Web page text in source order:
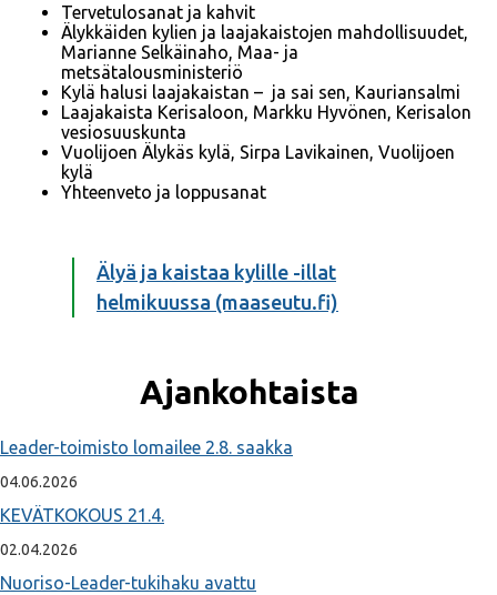
Tervetulosanat ja kahvit
Älykkäiden kylien ja laajakaistojen mahdollisuudet,
Marianne Selkäinaho, Maa- ja
metsätalousministeriö
Kylä halusi laajakaistan – ja sai sen, Kauriansalmi
Laajakaista Kerisaloon, Markku Hyvönen, Kerisalon
vesiosuuskunta
Vuolijoen Älykäs kylä, Sirpa Lavikainen, Vuolijoen
kylä
Yhteenveto ja loppusanat
Älyä ja kaistaa kylille -illat
helmikuussa (maaseutu.fi)
Ajankohtaista
Leader-toimisto lomailee 2.8. saakka
04.06.2026
KEVÄTKOKOUS 21.4.
02.04.2026
Nuoriso-Leader-tukihaku avattu